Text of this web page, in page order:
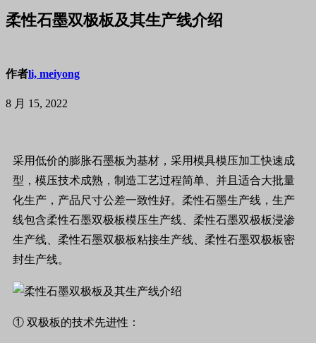
柔性石墨双极板及其生产线介绍
作者li, meiyong
8 月 15, 2022
采用低价的膨胀石墨板为基材，采用模具模压加工快速成
型，模压技术成熟，制造工艺过程简单、并且适合大批量
化生产，产品尺寸公差一致性好。柔性石墨生产线，生产
线包含柔性石墨双极板模压生产线、柔性石墨双极板浸渗
生产线、柔性石墨双极板粘接生产线、柔性石墨双极板密
封生产线。
① 双极板的技术先进性：